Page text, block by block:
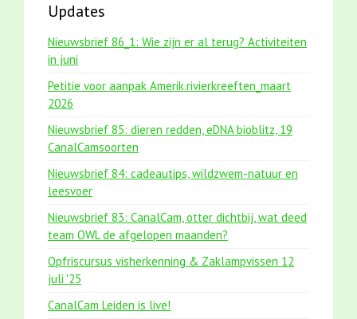
Updates
Nieuwsbrief 86_1: Wie zijn er al terug? Activiteiten
in juni
Petitie voor aanpak Amerik.rivierkreeften_maart
2026
Nieuwsbrief 85: dieren redden, eDNA bioblitz, 19
CanalCamsoorten
Nieuwsbrief 84: cadeautips, wildzwem-natuur en
leesvoer
Nieuwsbrief 83: CanalCam, otter dichtbij, wat deed
team OWL de afgelopen maanden?
Opfriscursus visherkenning & Zaklampvissen 12
juli '25
CanalCam Leiden is live!